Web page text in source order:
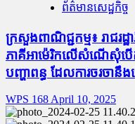
ព័ត៌មានសេដ្ឋកិច្ច
ក្រសួងពាណិជ្ជកម្ម៖ រាជរដ្
ភាគីអាម៉េរិកលើសំណើសុំបើ
បញ្ហាពន្ធ ដែលការចរចានឹ
WPS 168 April 10, 2025